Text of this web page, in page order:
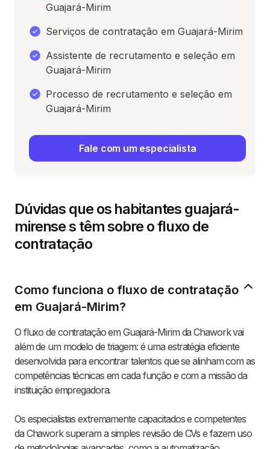
Dúvidas que os habitantes guajará-
mirense s têm sobre o fluxo de
contratação
Como funciona o fluxo de contratação
em Guajará-Mirim?
O fluxo de contratação em Guajará-Mirim da Chawork vai
além de um modelo de triagem: é uma estratégia eficiente
desenvolvida para encontrar talentos que se alinham com as
competências técnicas em cada função e com a missão da
instituição empregadora.
Os especialistas extremamente capacitados e competentes
da Chawork superam a simples revisão de CVs e fazem uso
Guajará-Mirim
Serviços de contratação em Guajará-Mirim
Assistente de recrutamento e seleção em
Guajará-Mirim
Processo de recrutamento e seleção em
Guajará-Mirim
Fale com um especialista